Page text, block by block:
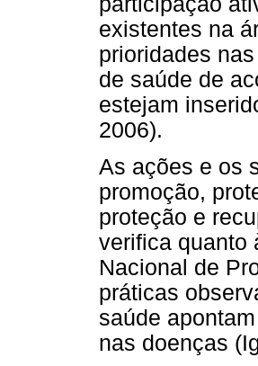
existentes na
prioridades
de saúde de
estejam
2006).
As ações e os
promoção,
proteção e
verifica quanto
Nacional de
práticas
saúde
nas doenças